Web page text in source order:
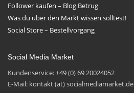
Follower kaufen – Blog Betrug
Was du über den Markt wissen solltest!
Social Store – Bestellvorgang
Social Media Market
Kundenservice: +49 (0) 69 20024052
E-Mail: kontakt (at) socialmediamarket.de